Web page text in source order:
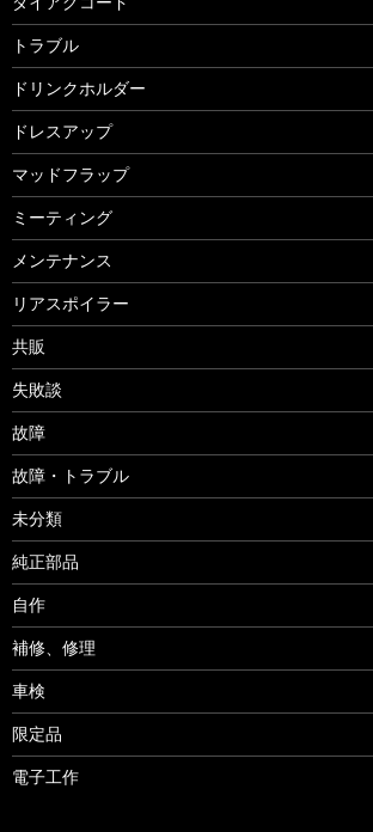
トラブル
ドリンクホルダー
ドレスアップ
マッドフラップ
ミーティング
メンテナンス
リアスポイラー
共販
失敗談
故障
故障・トラブル
未分類
純正部品
自作
補修、修理
車検
限定品
電子工作